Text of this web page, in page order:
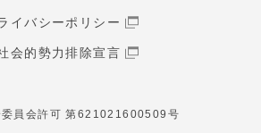
イバシーポリシー
会的勢力排除宣言
委員会許可 第621021600509号